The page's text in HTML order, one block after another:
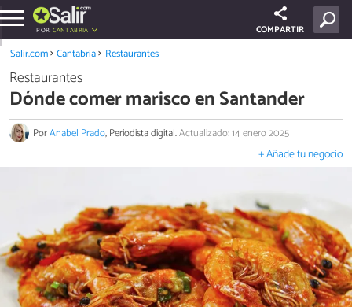
POR:CANTABRIA COMPARTIR
Salir.com Cantabria Restaurantes
Restaurantes
Dónde comer marisco en Santander
PorAnabel Prado, Periodista digital.Actualizado: 14 enero 2025
+ Añade tu negocio